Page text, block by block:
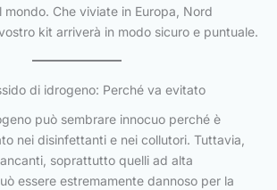
Che viviate in Europa, Nord
kit arriverà in modo sicuro e puntuale.
di idrogeno: Perché va evitato
può sembrare innocuo perché è
nei disinfettanti e nei collutori. Tuttavia,
soprattutto quelli ad alta
essere estremamente dannoso per la